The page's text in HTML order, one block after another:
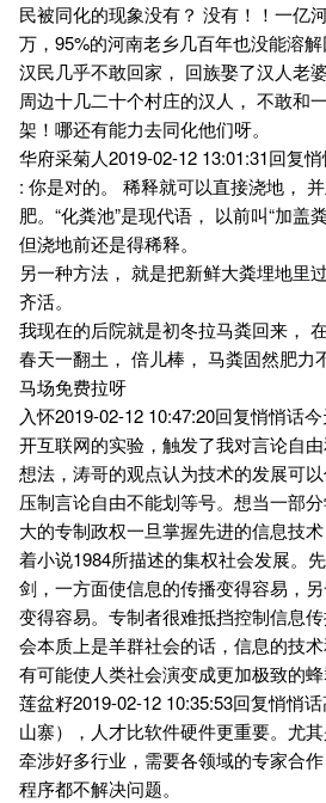
民被同化的现象没有？ 没有！！一亿
万，95%的河南老乡几百年也没能溶
汉民几乎不敢回家， 回族娶了汉人老
周边十几二十个村庄的汉人， 不敢和
架！哪还有能力去同化他们呀。
华府采菊人2019-02-12 13:01:31回复悄
: 你是对的。 稀释就可以直接浇地，
肥。“化粪池”是现代语， 以前叫“加盖
但浇地前还是得稀释。
另一种方法， 就是把新鲜大粪埋地里
齐活。
我现在的后院就是初冬拉马粪回来，
春天一翻土， 倍儿棒， 马粪固然肥力
马场免费拉呀
入怀2019-02-12 10:47:20回复悄悄话
开互联网的实验，触发了我对言论自
想法，涛哥的观点认为技术的发展可
压制言论自由不能划等号。想当一部
大的专制政权一旦掌握先进的信息技
着小说1984所描述的集权社会发展。
剑，一方面使信息的传播变得容易，
变得容易。专制者很难抵挡控制信息
会本质上是羊群社会的话，信息的技
有可能使人类社会演变成更加极致的蜂
莲盆籽2019-02-12 10:35:53回复悄悄
山寨），人才比软件硬件更重要。尤
牵涉好多行业，需要各领域的专家合
程序都不解决问题。